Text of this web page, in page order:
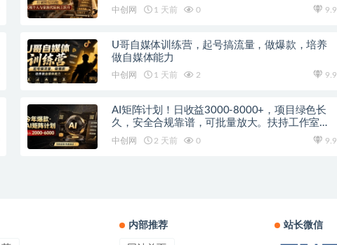
中创网 1 天前 0 9.9
U哥自媒体训练营，起号搞流量，做爆款，培养
做自媒体能力
中创网 1 天前 2 9.9
AI矩阵计划！日收益3000-8000+，项目绿色长
久，安全合规靠谱，可批量放大。扶持工作室和
分公司
中创网 2 天前 0 9.9
内部推荐 站长微信